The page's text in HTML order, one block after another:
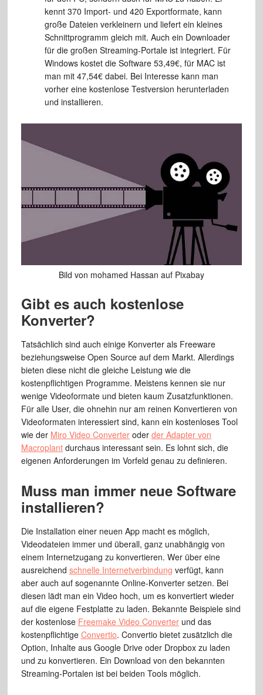
kennt 370 Import- und 420 Exportformate, kann
große Dateien verkleinern und liefert ein kleines
Schnittprogramm gleich mit. Auch ein Downloader
für die großen Streaming-Portale ist integriert. Für
Windows kostet die Software 53,49€, für MAC ist
man mit 47,54€ dabei. Bei Interesse kann man
vorher eine kostenlose Testversion herunterladen
und installieren.
Bild von mohamed Hassan auf Pixabay
Gibt es auch kostenlose
Konverter?
Tatsächlich sind auch einige Konverter als Freeware
beziehungsweise Open Source auf dem Markt. Allerdings
bieten diese nicht die gleiche Leistung wie die
kostenpflichtigen Programme. Meistens kennen sie nur
wenige Videoformate und bieten kaum Zusatzfunktionen.
Für alle User, die ohnehin nur am reinen Konvertieren von
Videoformaten interessiert sind, kann ein kostenloses Tool
wie der Miro Video Converteroder der Adapter von
Macroplantdurchaus interessant sein. Es lohnt sich, die
eigenen Anforderungen im Vorfeld genau zu definieren.
Muss man immer neue Software
installieren?
Die Installation einer neuen App macht es möglich,
Videodateien immer und überall, ganz unabhängig von
einem Internetzugang zu konvertieren. Wer über eine
ausreichend schnelle Internetverbindung verfügt, kann
aber auch auf sogenannte Online-Konverter setzen. Bei
diesen lädt man ein Video hoch, um es konvertiert wieder
auf die eigene Festplatte zu laden. Bekannte Beispiele sind
der kostenlose Freemake Video Converterund das
kostenpflichtige Convertio. Convertio bietet zusätzlich die
Option, Inhalte aus Google Drive oder Dropbox zu laden
und zu konvertieren. Ein Download von den bekannten
Streaming-Portalen ist bei beiden Tools möglich.